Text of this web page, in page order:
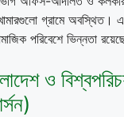
গ্রামে অবস্থিত।
পরিবেশে ভিন্নতা
ও